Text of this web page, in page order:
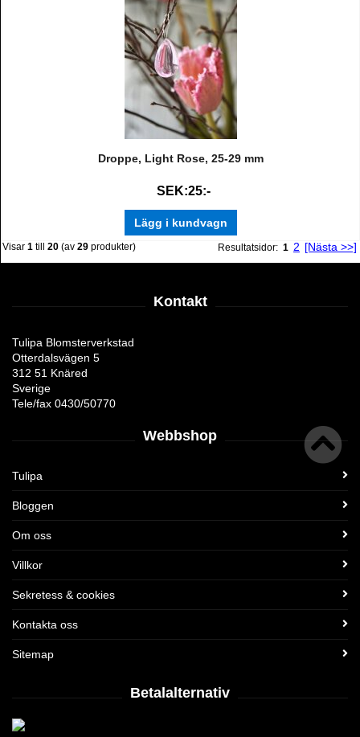
Droppe, Light Rose, 25-29 mm
SEK:25:-
Lägg i kundvagn
Visar 1 till 20 (av 29 produkter) Resultatsidor: 1 2 [Nästa >>]
Kontakt
Tulipa Blomsterverkstad
Otterdalsvägen 5
312 51 Knäred
Sverige
Tele/fax 0430/50770
Webbshop
Tulipa
Bloggen
Om oss
Villkor
Sekretess & cookies
Kontakta oss
Sitemap
Betalalternativ